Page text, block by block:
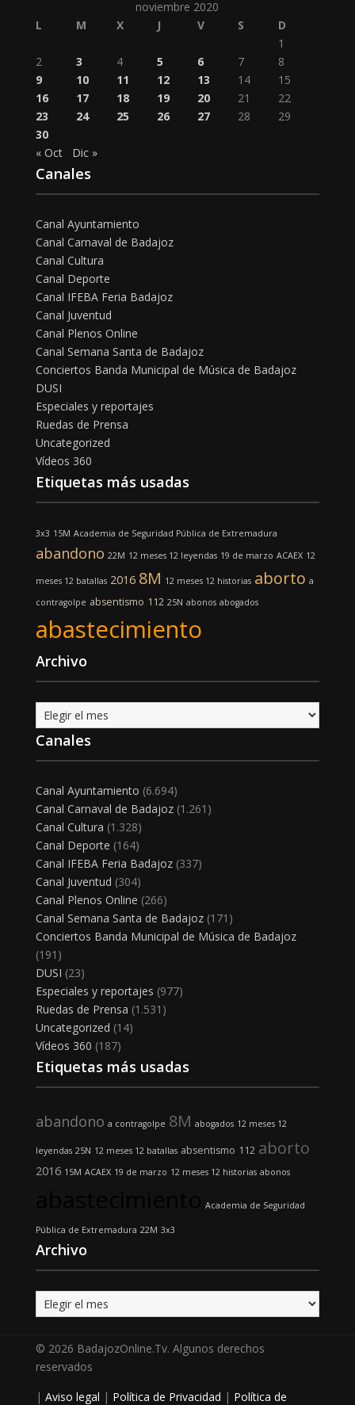
noviembre 2020
L
M X J V S
D
1
2
3 4 5 6 7
8
9
10 11 12 13 14
15
16
17 18 19 20 21
22
23
24 25 26 27 28
29
30
« Oct
Dic »
Canales
Canal Ayuntamiento
Canal Carnaval de Badajoz
Canal Cultura
Canal Deporte
Canal IFEBA Feria Badajoz
Canal Juventud
Canal Plenos Online
Canal Semana Santa de Badajoz
Conciertos Banda Municipal de Música de Badajoz
DUSI
Especiales y reportajes
Ruedas de Prensa
Uncategorized
Vídeos 360
Etiquetas más usadas
3x3 15M Academia de Seguridad Pública de Extremadura
abandono 22M 12 meses 12 leyendas 19 de marzo ACAEX 12
meses 12 batallas 2016 8M 12 meses 12 historias aborto a
contragolpe absentismo 112 25N abonos abogados
abastecimiento
Archivo
Archivo
Canales
Canal Ayuntamiento (6.694)
Canal Carnaval de Badajoz(1.261)
Canal Cultura (1.328)
Canal Deporte (164)
Canal IFEBA Feria Badajoz(337)
Canal Juventud (304)
Canal Plenos Online (266)
Canal Semana Santa de Badajoz(171)
Conciertos Banda Municipal de Música de Badajoz
(191)
DUSI (23)
Especiales y reportajes (977)
Ruedas de Prensa (1.531)
Uncategorized (14)
Vídeos 360 (187)
Etiquetas más usadas
abandono a contragolpe 8M abogados 12 meses 12
leyendas 25N 12 meses 12 batallas absentismo 112 aborto
2016 15M ACAEX 19 de marzo 12 meses 12 historias abonos
Academia de Seguridad
Pública de Extremadura 22M 3x3
Archivo
Archivo
© 2026 BadajozOnline.Tv. Algunos derechos
reservados
| Aviso legal | Política de Privacidad | Política de